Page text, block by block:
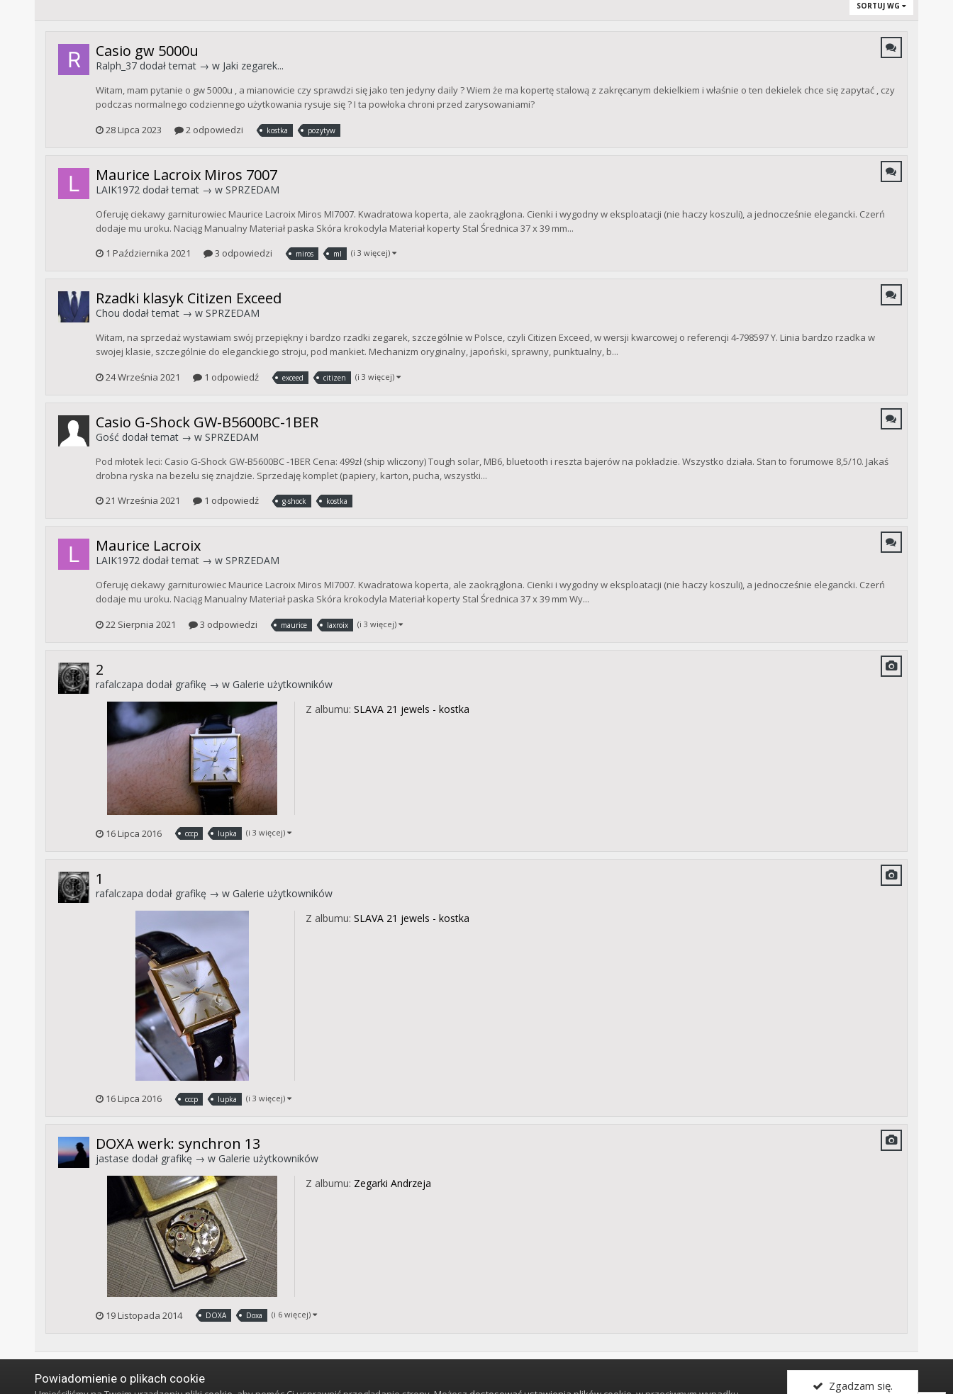
SORTUJ WG
Casio gw 5000u
Ralph_37dodał temat → w Jaki zegarek...
Witam, mam pytanie o gw 5000u , a mianowicie czy sprawdzi się jako ten jedyny daily ? Wiem że ma kopertę stalową z zakręcanym dekielkiem i właśnie o ten dekielek chce się zapytać , czy
podczas normalnego codziennego użytkowania rysuje się ? I ta powłoka chroni przed zarysowaniami?
28 Lipca 2023
2 odpowiedzi kostka pozytyw
Maurice Lacroix Miros 7007
LAIK1972dodał temat → w SPRZEDAM
Oferuję ciekawy garniturowiec Maurice Lacroix Miros MI7007. Kwadratowa koperta, ale zaokrąglona. Cienki i wygodny w eksploatacji (nie haczy koszuli), a jednocześnie elegancki. Czerń
dodaje mu uroku. Naciąg Manualny Materiał paska Skóra krokodyla Materiał koperty Stal Średnica 37 x 39 mm...
1 Października 2021
3 odpowiedzi miros ml (i 3 więcej)
Rzadki klasyk Citizen Exceed
Chou dodał temat → w SPRZEDAM
Witam, na sprzedaż wystawiam swój przepiękny i bardzo rzadki zegarek, szczególnie w Polsce, czyli Citizen Exceed, w wersji kwarcowej o referencji 4-798597 Y. Linia bardzo rzadka w
swojej klasie, szczególnie do eleganckiego stroju, pod mankiet. Mechanizm oryginalny, japoński, sprawny, punktualny, b...
24 Września 2021
1 odpowiedź exceed citizen (i 3 więcej)
Casio G-Shock GW-B5600BC-1BER
Gość dodał temat → w SPRZEDAM
Pod młotek leci: Casio G-Shock GW-B5600BC -1BER Cena: 499zł (ship wliczony) Tough solar, MB6, bluetooth i reszta bajerów na pokładzie. Wszystko działa. Stan to forumowe 8,5/10. Jakaś
drobna ryska na bezelu się znajdzie. Sprzedaję komplet (papiery, karton, pucha, wszystki...
21 Września 2021
1 odpowiedź g-shock kostka
Maurice Lacroix
LAIK1972dodał temat → w SPRZEDAM
Oferuję ciekawy garniturowiec Maurice Lacroix Miros MI7007. Kwadratowa koperta, ale zaokrąglona. Cienki i wygodny w eksploatacji (nie haczy koszuli), a jednocześnie elegancki. Czerń
dodaje mu uroku. Naciąg Manualny Materiał paska Skóra krokodyla Materiał koperty Stal Średnica 37 x 39 mm Wy...
22 Sierpnia 2021
3 odpowiedzi maurice laxroix (i 3 więcej)
2
rafalczapa dodał grafikę → w Galerie użytkowników
Z albumu: SLAVA 21 jewels - kostka
16 Lipca 2016 cccp lupka (i 3 więcej)
1
rafalczapa dodał grafikę → w Galerie użytkowników
Z albumu: SLAVA 21 jewels - kostka
16 Lipca 2016 cccp lupka (i 3 więcej)
DOXA werk: synchron 13
jastase dodał grafikę → w Galerie użytkowników
Z albumu: Zegarki Andrzeja
19 Listopada 2014 DOXA Doxa (i 6 więcej)
Cała aktywność
Strona główna Wyszukiwarka
Powiadomienie o plikach cookie Zgadzam się.